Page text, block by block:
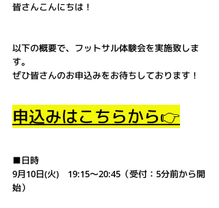
皆さんこんにちは！
以下の概要で、フットサル体験会を実施致しま
す。
ぜひ皆さんのお申込みをお待ちしております！
申込みはこちらから👉
■日時
9月10日(火)　19:15～20:45（受付：5分前から開
始）